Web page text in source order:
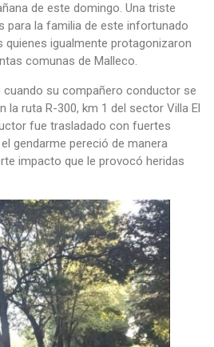
de este domingo. Una triste
para la familia de este infortunado
igualmente protagonizaron
comunas de Malleco.
cuando su compañero conductor se
la ruta R-300, km 1 del sector Villa El
fue trasladado con fuertes
gendarme pereció de manera
impacto que le provocó heridas